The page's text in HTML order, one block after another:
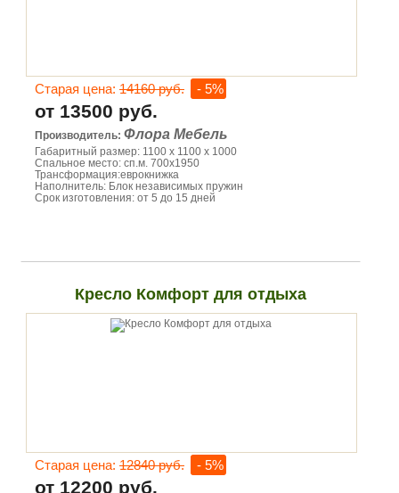
Старая цена: 14160 руб. - 5%
от 13500 руб.
Производитель: Флора Мебель
Габаритный размер: 1100 х 1100 х 1000
Спальное место: сп.м. 700х1950
Трансформация:еврокнижка
Наполнитель: Блок независимых пружин
Срок изготовления: от 5 до 15 дней
Кресло Комфорт для отдыха
Старая цена: 12840 руб. - 5%
от 12200 руб.